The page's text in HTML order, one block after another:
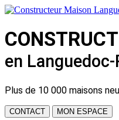
en
Plus de 10 000 maisons
CONTACT MON ESPACE